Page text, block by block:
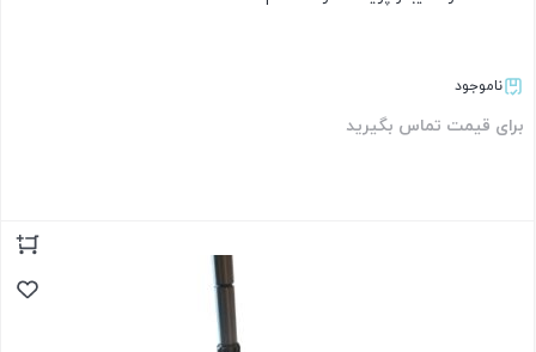
ناموجود
برای قیمت تماس بگیرید